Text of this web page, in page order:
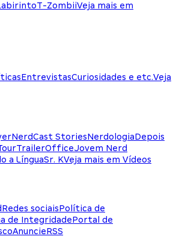
T-ZombiiVeja mais em
EntrevistasCuriosidades e etc.Veja
NerdCast StoriesNerdologiaDepois
TrailerOfficeJovem Nerd
a LínguaSr. KVeja mais em Vídeos
Redes sociaisPolítica de
de IntegridadePortal de
AnuncieRSS